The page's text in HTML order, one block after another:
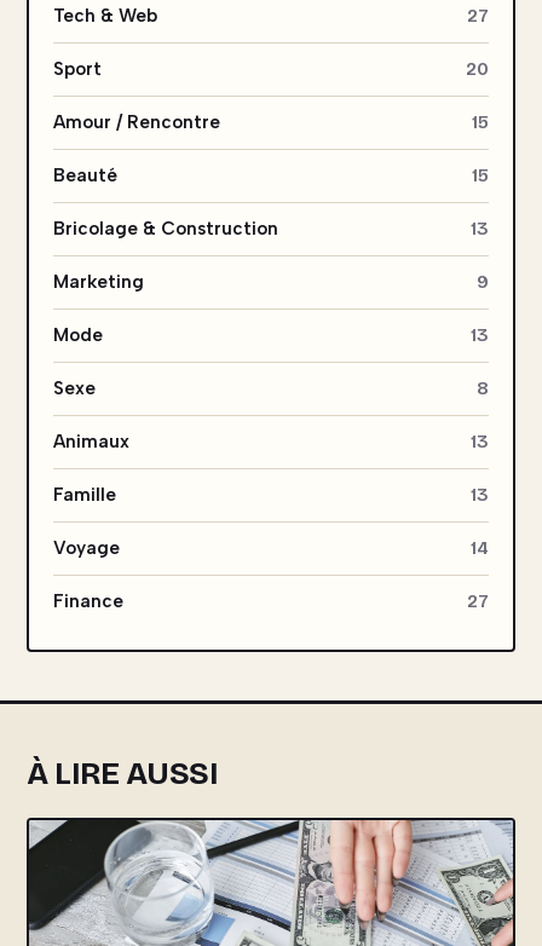
Tech & Web 27
Sport 20
Amour / Rencontre 15
Beauté 15
Bricolage & Construction 13
Marketing 9
Mode 13
Sexe 8
Animaux 13
Famille 13
Voyage 14
Finance 27
À LIRE AUSSI